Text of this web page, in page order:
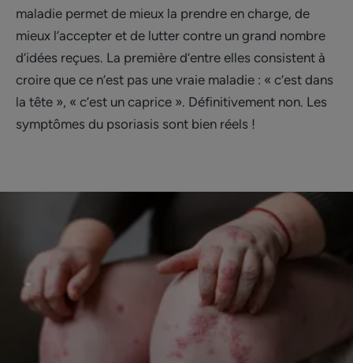
maladie permet de mieux la prendre en charge, de
mieux l’accepter et de lutter contre un grand nombre
d’idées reçues. La première d’entre elles consistent à
croire que ce n’est pas une vraie maladie : « c’est dans
la tête », « c’est un caprice ». Définitivement non. Les
symptômes du psoriasis sont bien réels !